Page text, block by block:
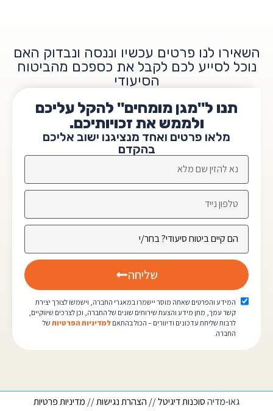
השאירו לנו פרטים עכשיו וננסה ונבדוק האם
נוכל לסייע לכם לקבל את כספכם מהביטוח
הסיעודי
תנו ל"מגן מומחים" להקל עליכם
ולממש את זכויותיכם.
מלאו פרטים ואחד מנציגנו ישוב אליכם
בהקדם
המידע והפרטים שאתה מוסר יישמרו במאגרי החברה, וישמשו לצורך יצירת
קשר עמך, מתן מידע והצעת שירותים שונים של החברה, וכן לצרכים שיווקיים,
לרבות שליחת עדכונים ודיוורים – הכול בהתאם למדיניות הפרטיות של
החברה.
שליחה
גאו-מדיהסוכנות דיגיטל// הצהרת נגישות// מדיניות פרטיות